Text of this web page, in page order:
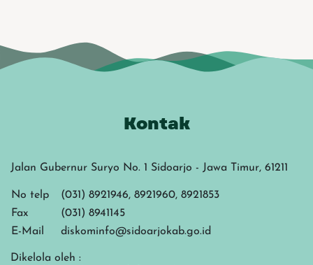
Kontak
Jalan Gubernur Suryo No. 1 Sidoarjo - Jawa Timur, 61211
No telp
(031) 8921946, 8921960, 8921853
Fax
(031) 8941145
E-Mail
diskominfo@sidoarjokab.go.id
Dikelola oleh :